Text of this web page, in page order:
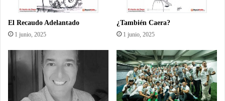
El Recaudo Adelantado
1 junio, 2025
¿También Caera?
1 junio, 2025